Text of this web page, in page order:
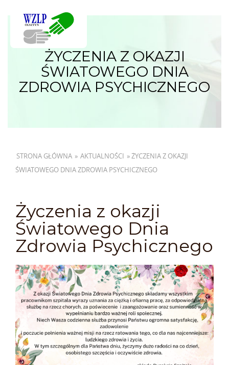
ŻYCZENIA Z OKAZJI
ŚWIATOWEGO DNIA
ZDROWIA PSYCHICZNEGO
STRONA GŁÓWNA » AKTUALNOŚCI »ŻYCZENIA Z OKAZJI
ŚWIATOWEGO DNIA ZDROWIA PSYCHICZNEGO
Życzenia z okazji
Światowego Dnia
Zdrowia Psychicznego